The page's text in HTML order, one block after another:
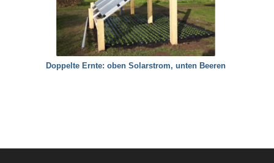
Doppelte Ernte: oben Solarstrom, unten Beeren